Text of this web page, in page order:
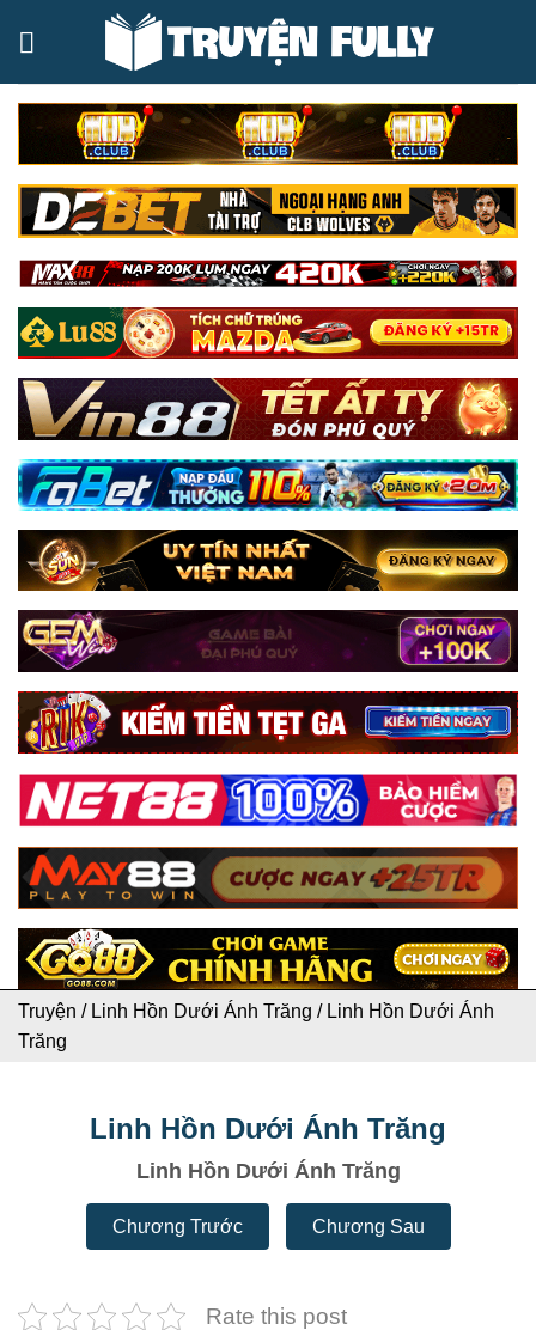
Truyện / Linh Hồn Dưới Ánh Trăng / Linh Hồn Dưới Ánh
Trăng
Linh Hồn Dưới Ánh Trăng
Linh Hồn Dưới Ánh Trăng
Chương Trước Chương Sau
Rate this post